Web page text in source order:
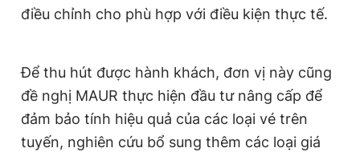
điều chỉnh cho phù hợp với điều kiện thực tế.
Để thu hút được hành khách, đơn vị này cũng
đề nghị MAUR thực hiện đầu tư nâng cấp để
đảm bảo tính hiệu quả của các loại vé trên
tuyến, nghiên cứu bổ sung thêm các loại giá